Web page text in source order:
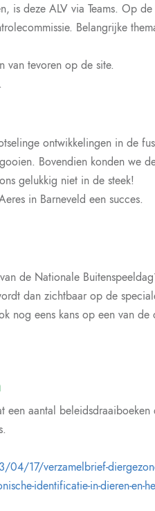
deze ALV via Teams. Op
Belangrijke
van tevoren op de site.
.
ontwikkelingen in de
Bovendien konden we
gelukkig niet in de steek!
in Barneveld een succes.
de Nationale
dan zichtbaar op de
nog eens kans op een van
aantal beleidsdraaiboeken
17/verzamelbrief-
identificatie-in-dieren-en-